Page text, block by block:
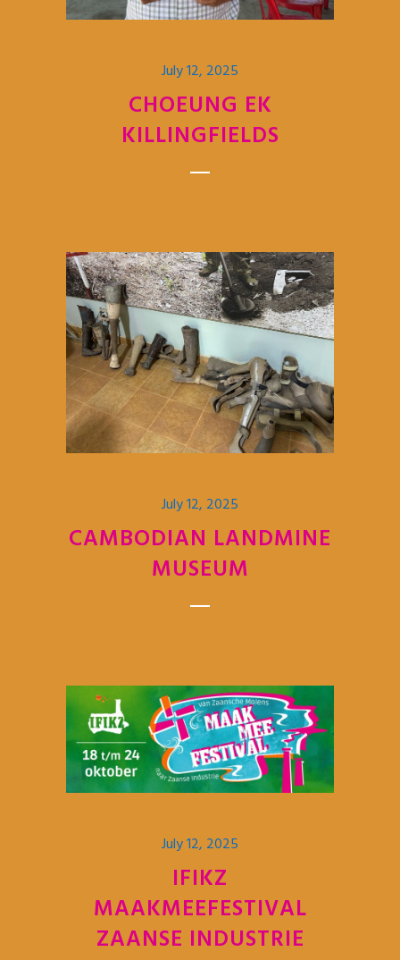
July 12, 2025
CHOEUNG EK
KILLINGFIELDS
July 12, 2025
CAMBODIAN LANDMINE
MUSEUM
July 12, 2025
IFIKZ
MAAKMEEFESTIVAL
ZAANSE INDUSTRIE